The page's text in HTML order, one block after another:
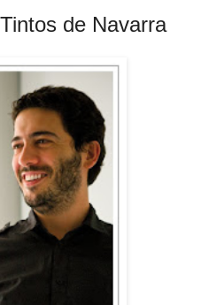
de Navarra